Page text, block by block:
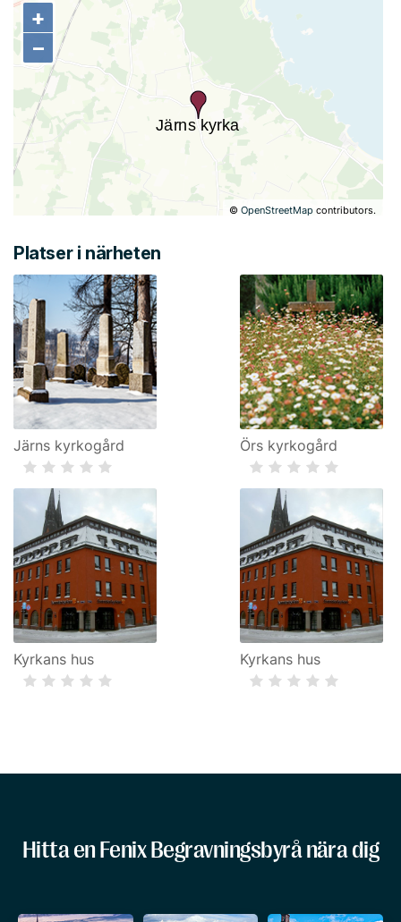
+
−
©OpenStreetMap contributors.
+
−
Platser i närheten
Järns kyrkogård Örs kyrkogård
Kyrkans hus Kyrkans hus
Hitta en Fenix Begravningsbyrå nära dig